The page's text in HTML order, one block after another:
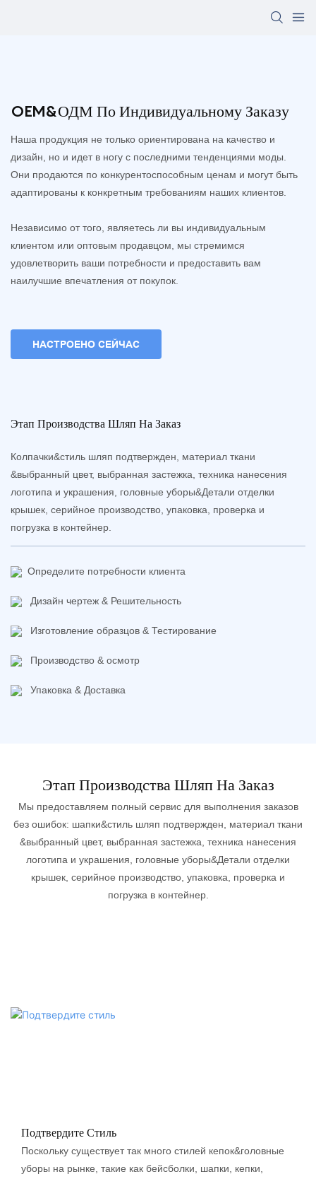
OEM&ОДМ По Индивидуальному Заказу
Наша продукция не только ориентирована на качество и
дизайн, но и идет в ногу с последними тенденциями моды.
Они продаются по конкурентоспособным ценам и могут быть
адаптированы к конкретным требованиям наших клиентов.
Независимо от того, являетесь ли вы индивидуальным
клиентом или оптовым продавцом, мы стремимся
удовлетворить ваши потребности и предоставить вам
наилучшие впечатления от покупок.
НАСТРОЕНО СЕЙЧАС
Этап Производства Шляп На Заказ
Колпачки&стиль шляп подтвержден, материал ткани
&выбранный цвет, выбранная застежка, техника нанесения
логотипа и украшения, головные уборы&Детали отделки
крышек, серийное производство, упаковка, проверка и
погрузка в контейнер.
Определите потребности клиента
Дизайн чертеж & Решительность
Изготовление образцов & Тестирование
Производство & осмотр
Упаковка & Доставка
Этап Производства Шляп На Заказ
Мы предоставляем полный сервис для выполнения заказов
без ошибок: шапки&стиль шляп подтвержден, материал ткани
&выбранный цвет, выбранная застежка, техника нанесения
логотипа и украшения, головные уборы&Детали отделки
крышек, серийное производство, упаковка, проверка и
погрузка в контейнер.
Подтвердите Стиль
Поскольку существует так много стилей кепок&головные
уборы на рынке, такие как бейсболки, шапки, кепки,